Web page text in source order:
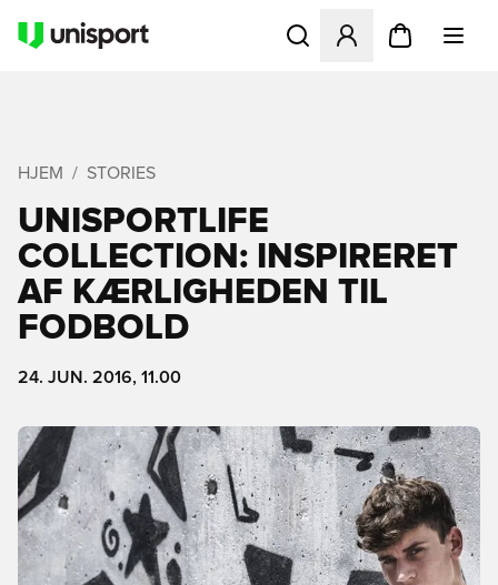
Åbner en Modal til at
HJEM STORIES
UNISPORTLIFE
COLLECTION: INSPIRERET
AF KÆRLIGHEDEN TIL
FODBOLD
24. JUN. 2016, 11.00